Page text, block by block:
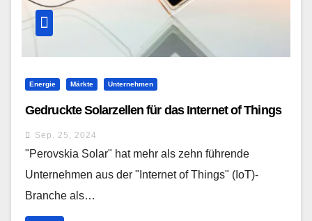
Energie Märkte Unternehmen
Gedruckte Solarzellen für das Internet of Things
Sep. 25, 2024
"Perovskia Solar" hat mehr als zehn führende
Unternehmen aus der "Internet of Things" (IoT)-
Branche als…